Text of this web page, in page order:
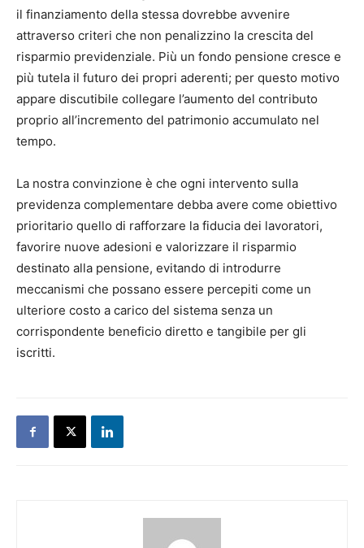
il finanziamento della stessa dovrebbe avvenire
attraverso criteri che non penalizzino la crescita del
risparmio previdenziale. Più un fondo pensione cresce e
più tutela il futuro dei propri aderenti; per questo motivo
appare discutibile collegare l’aumento del contributo
proprio all’incremento del patrimonio accumulato nel
tempo.
La nostra convinzione è che ogni intervento sulla
previdenza complementare debba avere come obiettivo
prioritario quello di rafforzare la fiducia dei lavoratori,
favorire nuove adesioni e valorizzare il risparmio
destinato alla pensione, evitando di introdurre
meccanismi che possano essere percepiti come un
ulteriore costo a carico del sistema senza un
corrispondente beneficio diretto e tangibile per gli
iscritti.